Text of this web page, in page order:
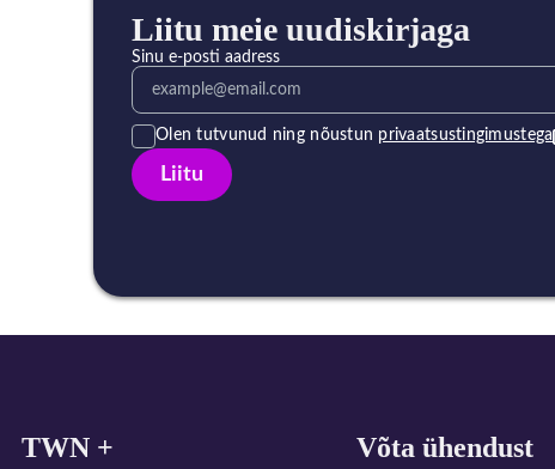
Liitu meie uudiskirjaga
Sinu e-posti aadress
Olen tutvunud ning nõustun privaatsustingimustega
Liitu
TWN + Võta ühendust